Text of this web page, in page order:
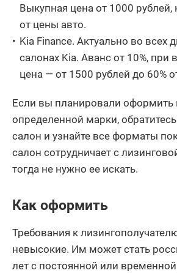
Выкупная цена от 1000 рублей,
от цены авто.
Kia Finance. Актуально во всех
салонах Kia. Аванс от 10%, при
цена — от 1500 рублей до 60%
Если вы планировали оформить
определенной марки,
салон и узнайте все форматы
салон сотрудничает с
тогда не нужно ее искать.
Как оформить
Требования к
невысокие. Им может стать
лет с постоянной или